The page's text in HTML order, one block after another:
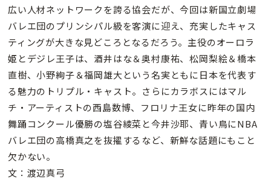
広い人材ネットワークを誇る協会だが、今回は新国立劇場
バレエ団のプリンシパル級を客演に迎え、充実したキャス
ティングが大きな見どころとなるだろう。主役のオーロラ
姫とデジレ王子は、酒井はな＆奥村康祐、松岡梨絵＆橋本
直樹、小野絢子＆福岡雄大という名実ともに日本を代表す
る魅力のトリプル・キャスト。さらにカラボスにはマル
チ・アーティストの西島数博、フロリナ王女に昨年の国内
舞踊コンクール優勝の塩谷綾菜と今井沙耶、青い鳥にNBA
バレエ団の高橋真之を抜擢するなど、新鮮な話題にもこと
欠かない。
文：渡辺真弓